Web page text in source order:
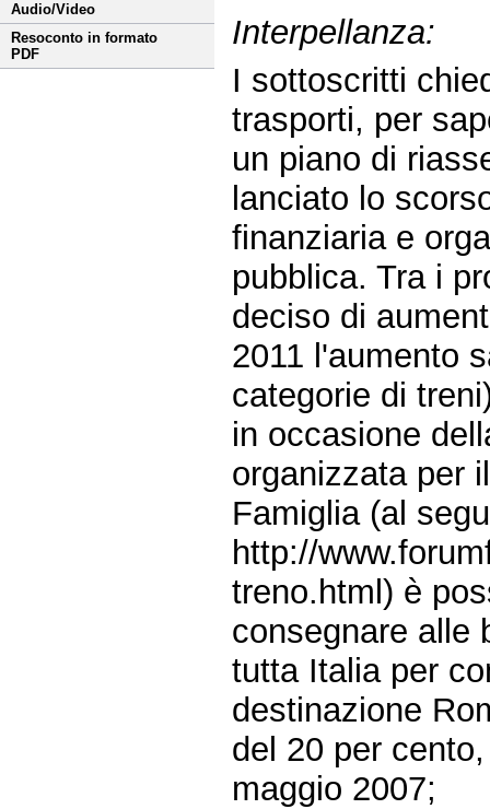
Audio/Video
Resoconto in formato
PDF
Interpellanza:
I sottoscritti
trasporti, per
un piano di
lanciato lo
finanziaria e
pubblica. Tra i
deciso di
2011 l'aumento
categorie di
in occasione
organizzata per
Famiglia (al
http://
treno.html) è
consegnare alle
tutta Italia per
destinazione
del 20 per
maggio 2007;